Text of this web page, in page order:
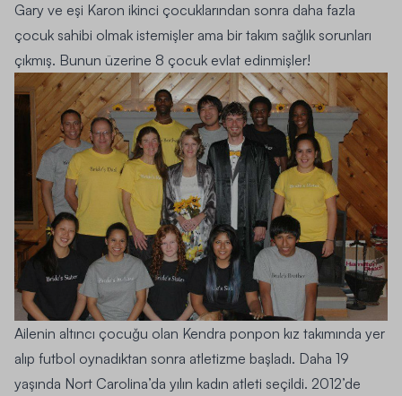
Gary ve eşi Karon ikinci çocuklarından sonra daha fazla
çocuk sahibi olmak istemişler ama bir takım sağlık sorunları
çıkmış. Bunun üzerine 8 çocuk evlat edinmişler!
Ailenin altıncı çocuğu olan Kendra ponpon kız takımında yer
alıp futbol oynadıktan sonra atletizme başladı. Daha 19
yaşında Nort Carolina’da yılın kadın atleti seçildi. 2012’de